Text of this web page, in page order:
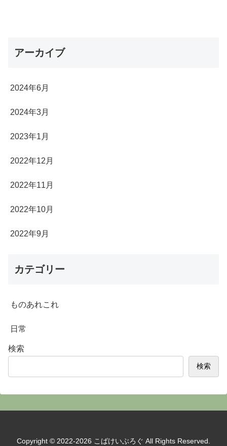
アーカイブ
2024年6月
2024年3月
2023年1月
2022年12月
2022年11月
2022年10月
2022年9月
カテゴリー
ものあれこれ
日常
検索
検索
Copyright © 2022-2026 こばけいぶろぐ All Rights Reserved.